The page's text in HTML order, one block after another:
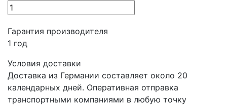
Гарантия производителя
1 год
Условия доставки
Доставка из Германии составляет около 20
календарных дней. Оперативная отправка
транспортными компаниями в любую точку